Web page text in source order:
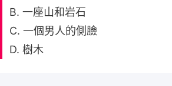
B. 一座山和岩石
C. 一個男人的側臉
D. 樹木